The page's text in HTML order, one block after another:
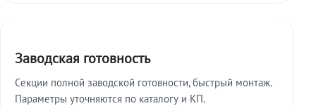
Заводская готовность
Секции полной заводской готовности, быстрый монтаж.
Параметры уточняются по каталогу и КП.